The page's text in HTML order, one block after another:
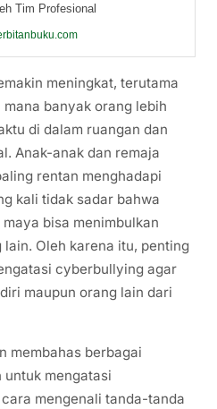
Tim Profesional
meningkat, terutama
banyak orang lebih
di dalam ruangan dan
Anak-anak dan remaja
rentan menghadapi
kali tidak sadar bahwa
bisa menimbulkan
Oleh karena itu, penting
cyberbullying agar
maupun orang lain dari
membahas berbagai
mengatasi
mengenali tanda-tanda